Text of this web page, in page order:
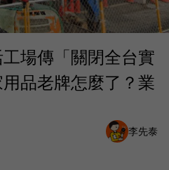
場傳「關閉全台實
品老牌怎麼了？業
李先泰